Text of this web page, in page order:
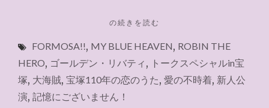
"今
末
～
週
に
の続きを読む
FORMOSA!!, MY BLUE HEAVEN, ROBIN THE
HERO, ゴールデン・リバティ , トークスペシャルin宝
塚, 大海賊, 宝塚110年の恋のうた, 愛の不時着, 新人公
演, 記憶にございません！